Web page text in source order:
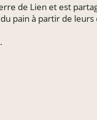
de Lien et est
pain à partir de leurs